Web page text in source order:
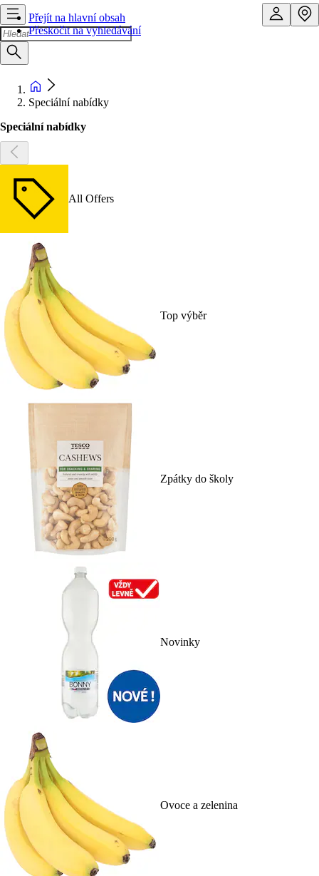
Přejít na hlavní obsah
Přeskočit na vyhledávání
Speciální nabídky
Speciální nabídky
All Offers
Top výběr
Zpátky do školy
Novinky
Ovoce a zelenina